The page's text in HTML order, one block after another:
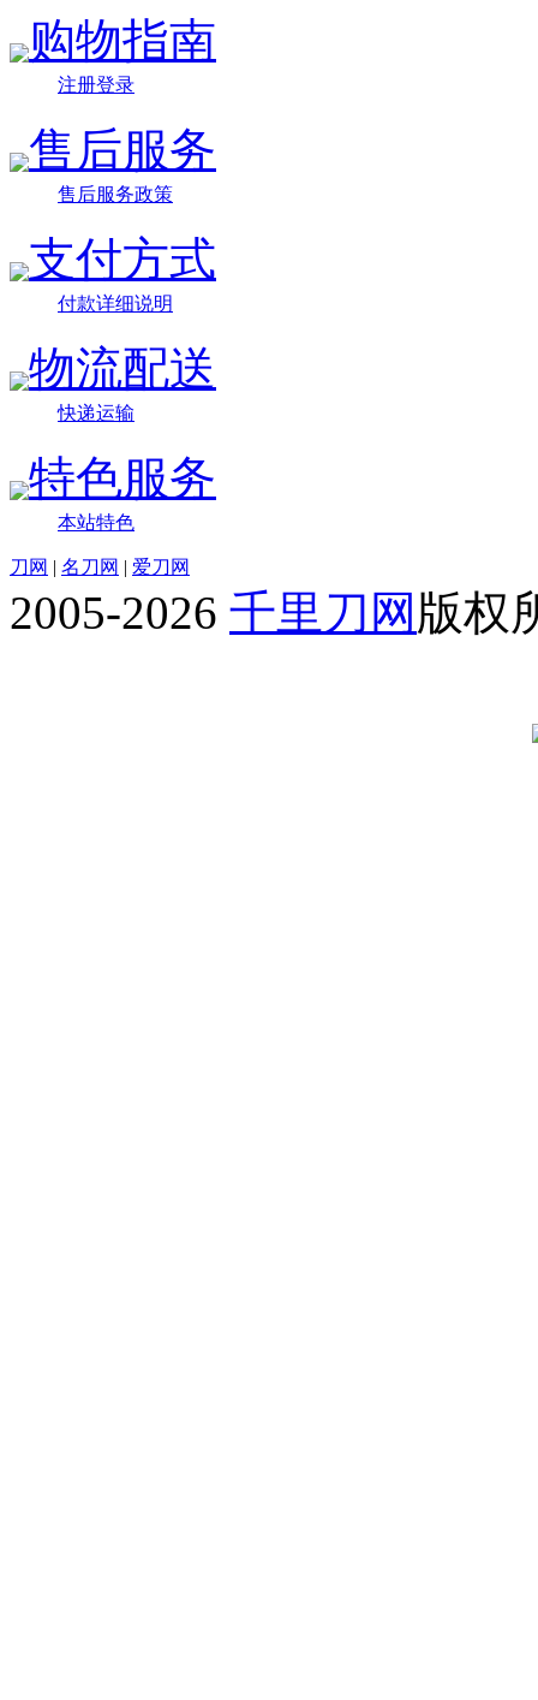
购物指南
注册登录
售后服务
售后服务政策
支付方式
付款详细说明
物流配送
快递运输
特色服务
本站特色
刀网 | 名刀网 | 爱刀网
2005-2026 千里刀网 版权